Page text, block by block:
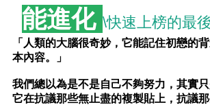
能進化 \快速上榜的最
「人類的大腦很奇妙，它能記住初戀的
本內容。」
我們總以為是不是自己不夠努力，其實
它在抗議那些無止盡的複製貼上，抗議